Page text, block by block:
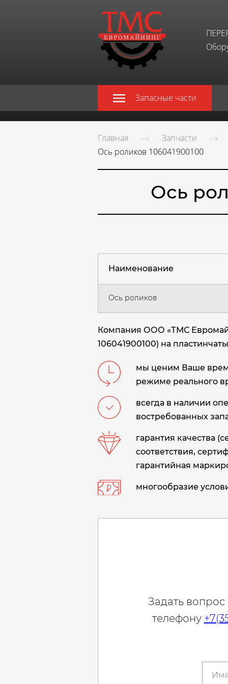
Запасные части
Главная
Запчасти
Ось роликов 106041900100
Ось
Наименование
Ось роликов
Компания ООО «ТМС
106041900100) на
мы ценим Ваше
режиме реального
всегда в наличии
востребованных
гарантия качества
соответствия,
гарантийная
многообразие
Задать
телефону